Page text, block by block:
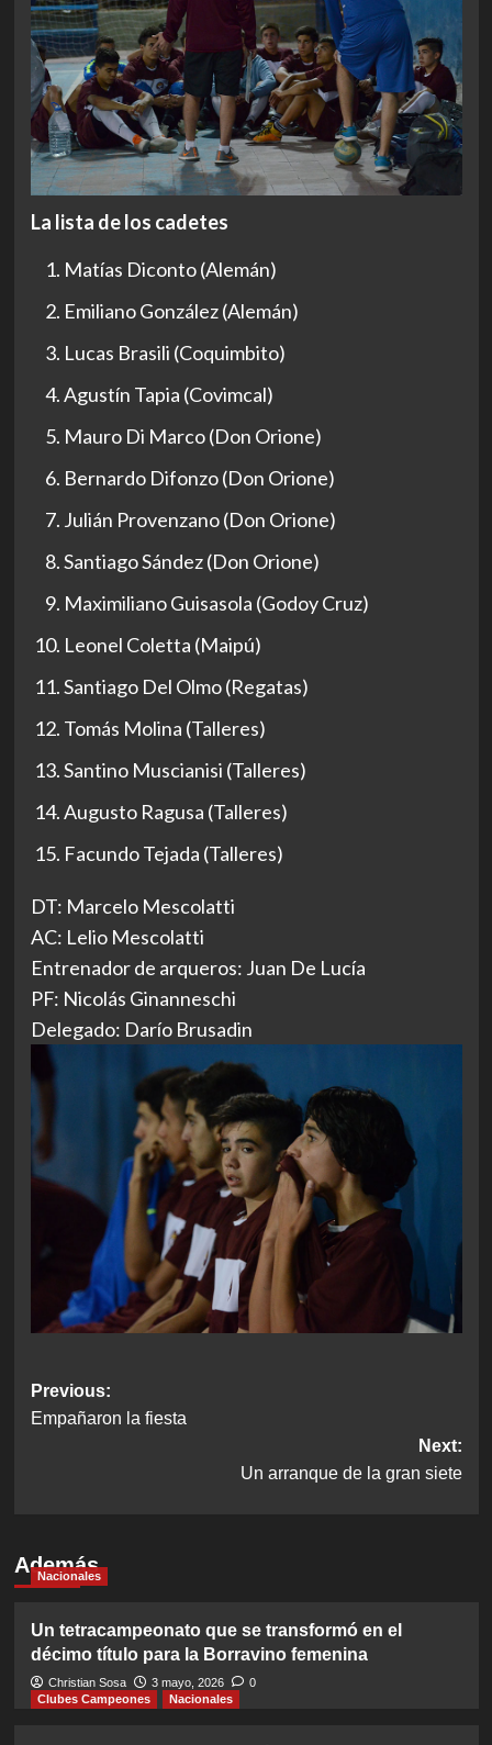
La lista de los cadetes
Matías Diconto (Alemán)
Emiliano González (Alemán)
Lucas Brasili (Coquimbito)
Agustín Tapia (Covimcal)
Mauro Di Marco (Don Orione)
Bernardo Difonzo (Don Orione)
Julián Provenzano (Don Orione)
Santiago Sández (Don Orione)
Maximiliano Guisasola (Godoy Cruz)
Leonel Coletta (Maipú)
Santiago Del Olmo (Regatas)
Tomás Molina (Talleres)
Santino Muscianisi (Talleres)
Augusto Ragusa (Talleres)
Facundo Tejada (Talleres)
DT: Marcelo Mescolatti
AC: Lelio Mescolatti
Entrenador de arqueros: Juan De Lucía
PF: Nicolás Ginanneschi
Delegado: Darío Brusadin
Post
navigation
Previous:
Empañaron la fiesta
Next:
Un arranque de la gran siete
Además
Nacionales
Un tetracampeonato que se transformó en el
décimo título para la Borravino femenina
Christian Sosa 3 mayo, 2026
0
Clubes Campeones
Nacionales